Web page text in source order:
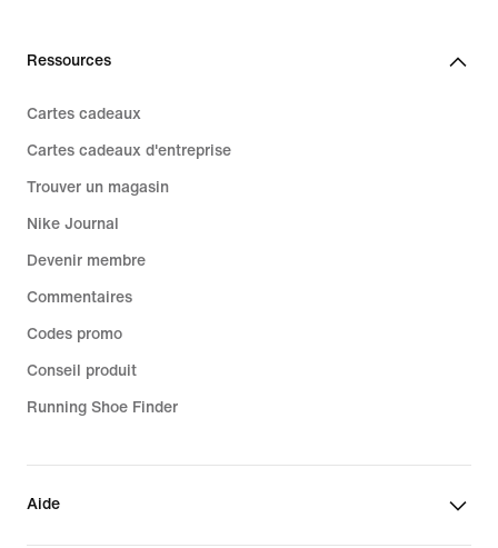
Ressources
Cartes cadeaux
Cartes cadeaux d'entreprise
Trouver un magasin
Nike Journal
Devenir membre
Commentaires
Codes promo
Conseil produit
Running Shoe Finder
Aide